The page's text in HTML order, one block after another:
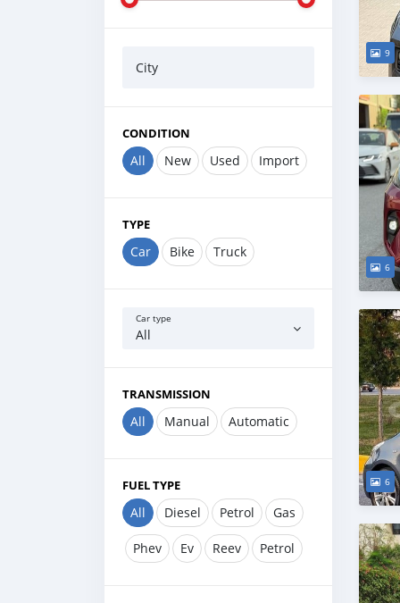
City
CONDITION
All New Used Import
TYPE
Car Bike Truck
Car type
All
TRANSMISSION
All Manual Automatic
FUEL TYPE
All Diesel Petrol Gas
Phev Ev Reev Petrol
9
6
6